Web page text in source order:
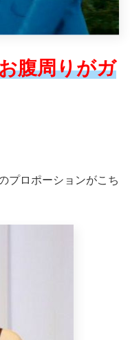
腹周りがガ
プロポーションがこち